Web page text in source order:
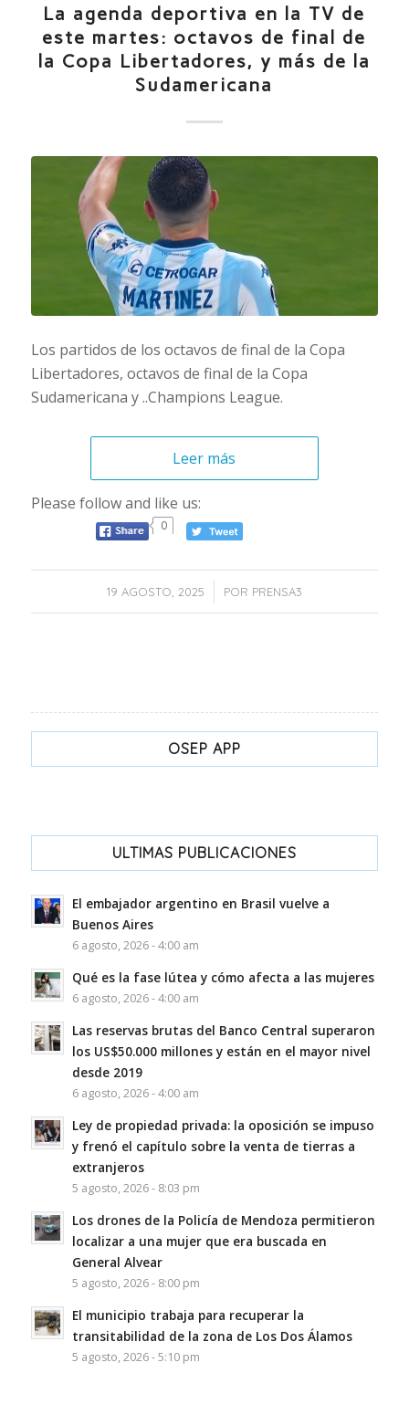
La agenda deportiva en la TV de
este martes: octavos de final de
la Copa Libertadores, y más de la
Sudamericana
Los partidos de los octavos de final de la Copa
Libertadores, octavos de final de la Copa
Sudamericana y ..Champions League.
Leer más
Please follow and like us:
0
19 AGOSTO, 2025
/ POR PRENSA3
OSEP APP
ULTIMAS PUBLICACIONES
El embajador argentino en Brasil vuelve a
Buenos Aires
6 agosto, 2026 - 4:00 am
Qué es la fase lútea y cómo afecta a las mujeres
6 agosto, 2026 - 4:00 am
Las reservas brutas del Banco Central superaron
los US$50.000 millones y están en el mayor nivel
desde 2019
6 agosto, 2026 - 4:00 am
Ley de propiedad privada: la oposición se impuso
y frenó el capítulo sobre la venta de tierras a
extranjeros
5 agosto, 2026 - 8:03 pm
Los drones de la Policía de Mendoza permitieron
localizar a una mujer que era buscada en
General Alvear
5 agosto, 2026 - 8:00 pm
El municipio trabaja para recuperar la
transitabilidad de la zona de Los Dos Álamos
5 agosto, 2026 - 5:10 pm